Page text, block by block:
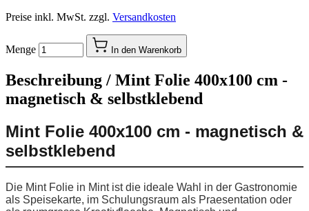
Preise inkl. MwSt. zzgl. Versandkosten
Menge In den Warenkorb
Beschreibung / Mint Folie 400x100 cm -
magnetisch & selbstklebend
Mint Folie 400x100 cm - magnetisch &
selbstklebend
Die Mint Folie in Mint ist die ideale Wahl in der Gastronomie
als Speisekarte, im Schulungsraum als Praesentation oder